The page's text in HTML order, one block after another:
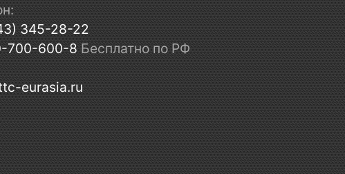
345-28-22
700-600-8 Бесплатно по РФ
eurasia.ru